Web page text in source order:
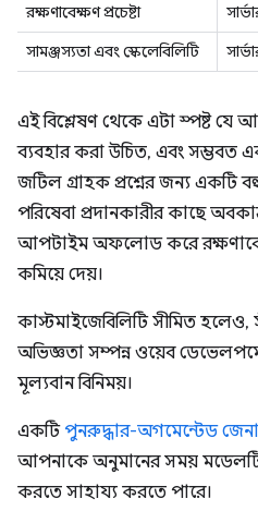
রক্ষণাবেক্ষণ প্রচেষ্টা
সামঞ্জস্যতা এবং স্কেলেবিলিটি
এই বিশ্লেষণ থেকে এটা স্পষ্ট
ব্যবহার করা উচিত, এবং সম্ভবত
জটিল গ্রাহক প্রশ্নের জন্য একটি
পরিষেবা প্রদানকারীর কাছে
আপটাইম অফলোড করে
কমিয়ে দেয়।
কাস্টমাইজেবিলিটি সীমিত হলেও,
অভিজ্ঞতা সম্পন্ন ওয়েব
মূল্যবান বিনিময়।
একটিপুনরুদ্ধার-অগমেন্টেড
আপনাকে অনুমানের সময়
করতে সাহায্য করতে পারে।